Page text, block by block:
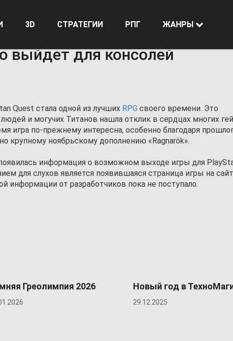
3D СТРАТЕГИИ РПГ ЖАНРЫ
для консолей
выйдет для консолей
Quest стала одной из лучших RPG своего времени. Это
и могучих Титанов нашла отклик в сердцах многих
игра по-прежнему интересна, особенно благодаря
крупному ноябрьскому дополнению «Ragnarök».
информация о возможном выходе игры для
для слухов является появившаяся страница игры на
информации от разработчиков пока не поступало.
Греолимпия 2026 Новый год в
29.12.2025